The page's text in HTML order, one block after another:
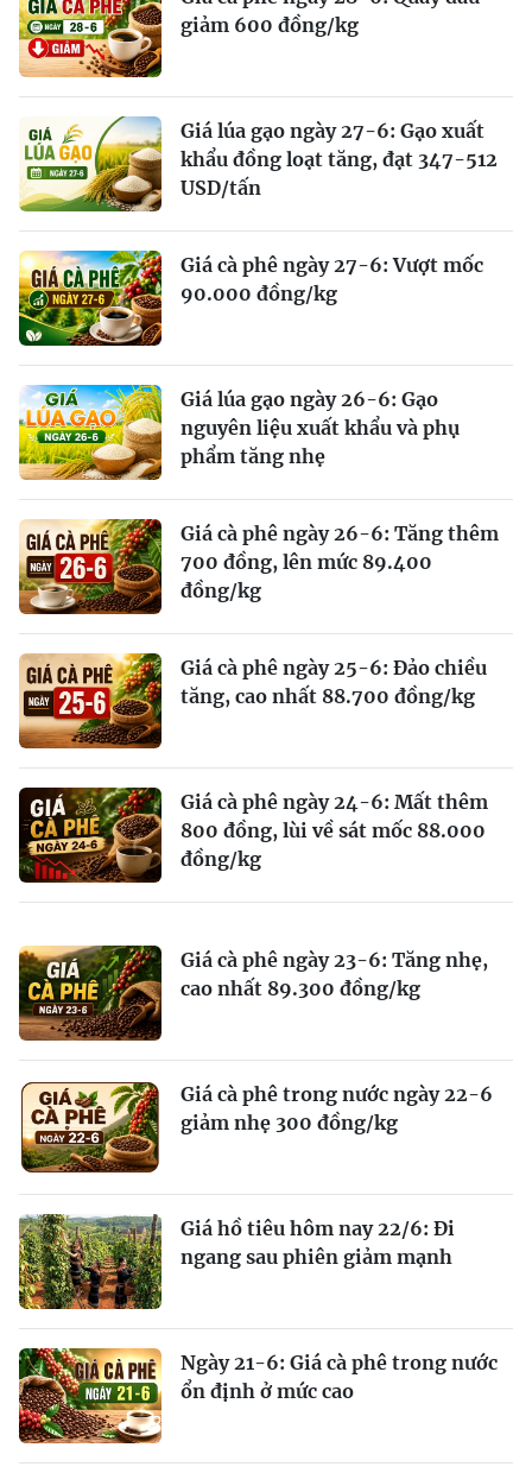
giảm 600 đồng/kg
Giá lúa gạo ngày 27-6: Gạo xuất
khẩu đồng loạt tăng, đạt 347-512
USD/tấn
Giá cà phê ngày 27-6: Vượt mốc
90.000 đồng/kg
Giá lúa gạo ngày 26-6: Gạo
nguyên liệu xuất khẩu và phụ
phẩm tăng nhẹ
Giá cà phê ngày 26-6: Tăng thêm
700 đồng, lên mức 89.400
đồng/kg
Giá cà phê ngày 25-6: Đảo chiều
tăng, cao nhất 88.700 đồng/kg
Giá cà phê ngày 24-6: Mất thêm
800 đồng, lùi về sát mốc 88.000
đồng/kg
Giá cà phê ngày 23-6: Tăng nhẹ,
cao nhất 89.300 đồng/kg
Giá cà phê trong nước ngày 22-6
giảm nhẹ 300 đồng/kg
Giá hồ tiêu hôm nay 22/6: Đi
ngang sau phiên giảm mạnh
Ngày 21-6: Giá cà phê trong nước
ổn định ở mức cao